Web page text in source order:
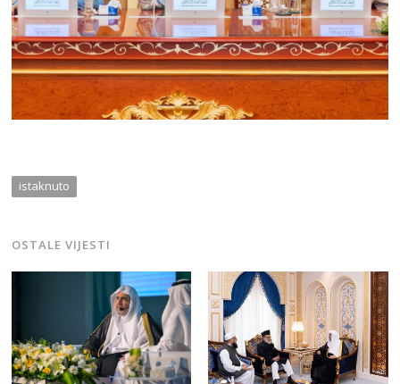
istaknuto
OSTALE VIJESTI